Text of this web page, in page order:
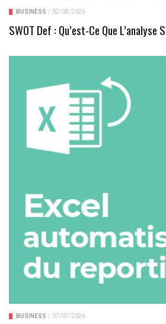
BUSINESS / 02/08/2026
SWOT Def : Qu’est-Ce Que L’analyse
BUSINESS / 07/07/2026